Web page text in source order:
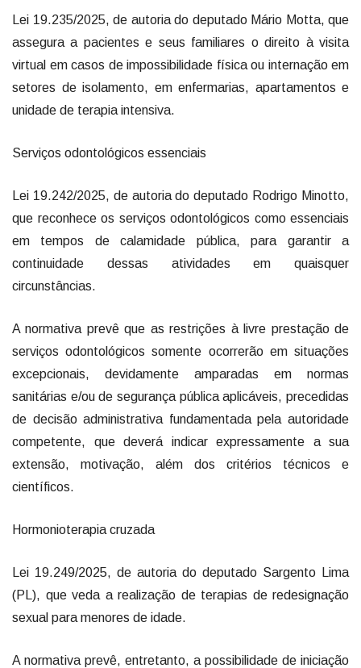
Lei 19.235/2025, de autoria do deputado Mário Motta, que
assegura a pacientes e seus familiares o direito à visita
virtual em casos de impossibilidade física ou internação em
setores de isolamento, em enfermarias, apartamentos e
unidade de terapia intensiva.
Serviços odontológicos essenciais
Lei 19.242/2025, de autoria do deputado Rodrigo Minotto,
que reconhece os serviços odontológicos como essenciais
em tempos de calamidade pública, para garantir a
continuidade dessas atividades em quaisquer
circunstâncias.
A normativa prevê que as restrições à livre prestação de
serviços odontológicos somente ocorrerão em situações
excepcionais, devidamente amparadas em normas
sanitárias e/ou de segurança pública aplicáveis, precedidas
de decisão administrativa fundamentada pela autoridade
competente, que deverá indicar expressamente a sua
extensão, motivação, além dos critérios técnicos e
científicos.
Hormonioterapia cruzada
Lei 19.249/2025, de autoria do deputado Sargento Lima
(PL), que veda a realização de terapias de redesignação
sexual para menores de idade.
A normativa prevê, entretanto, a possibilidade de iniciação